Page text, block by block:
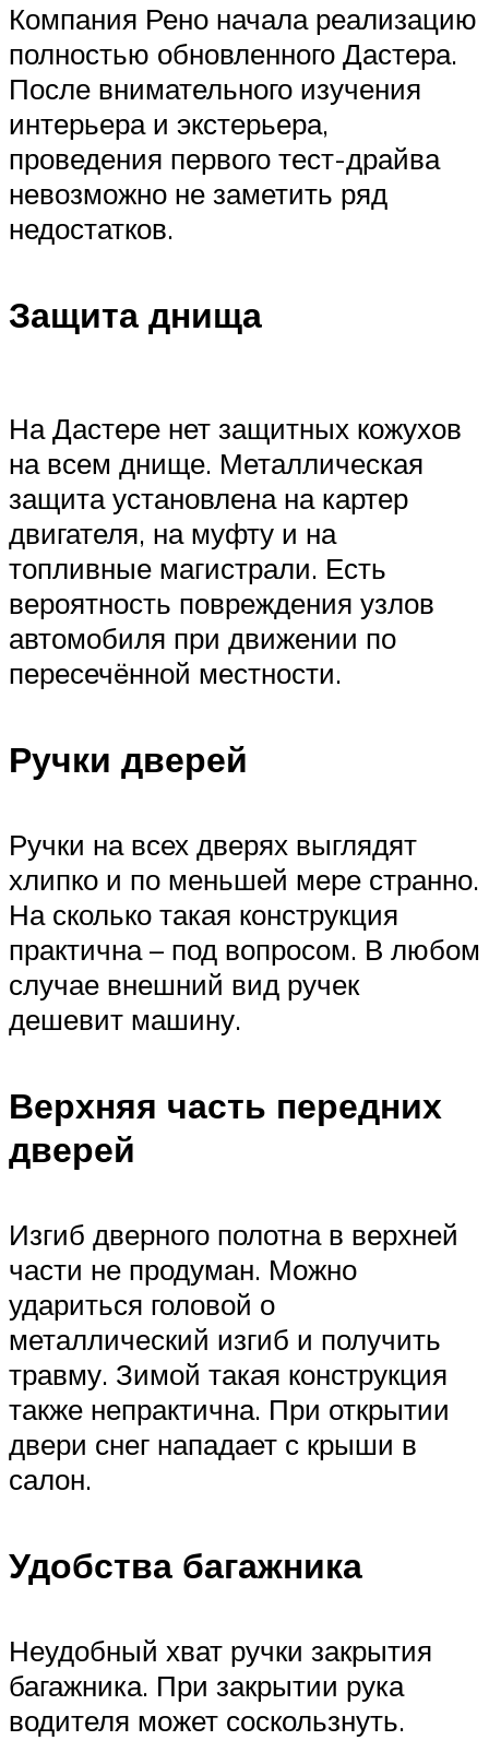
Компания Рено начала реализацию
полностью обновленного Дастера.
После внимательного изучения
интерьера и экстерьера,
проведения первого тест-драйва
невозможно не заметить ряд
недостатков.
Защита днища
На Дастере нет защитных кожухов
на всем днище. Металлическая
защита установлена на картер
двигателя, на муфту и на
топливные магистрали. Есть
вероятность повреждения узлов
автомобиля при движении по
пересечённой местности.
Ручки дверей
Ручки на всех дверях выглядят
хлипко и по меньшей мере странно.
На сколько такая конструкция
практична – под вопросом. В любом
случае внешний вид ручек
дешевит машину.
Верхняя часть передних
дверей
Изгиб дверного полотна в верхней
части не продуман. Можно
удариться головой о
металлический изгиб и получить
травму. Зимой такая конструкция
также непрактична. При открытии
двери снег нападает с крыши в
салон.
Удобства багажника
Неудобный хват ручки закрытия
багажника. При закрытии рука
водителя может соскользнуть.